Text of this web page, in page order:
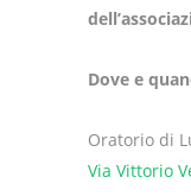
Dove e
Oratorio di
Via Vittorio